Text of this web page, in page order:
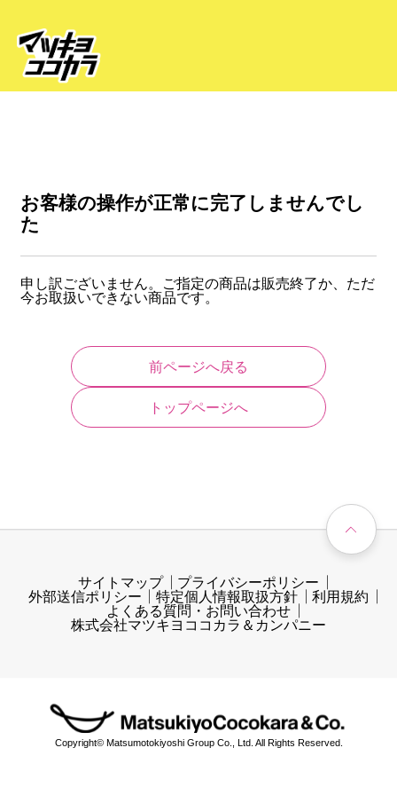
お客様の操作が正常に完了しませんでし
た
申し訳ございません。ご指定の商品は販売終了か、ただ
今お取扱いできない商品です。
前ページへ戻る
トップページへ
サイトマップ
プライバシーポリシー
外部送信ポリシー
特定個人情報取扱方針
利用規約
よくある質問・お問い合わせ
株式会社マツキヨココカラ＆カンパニー
Copyright© Matsumotokiyoshi Group Co., Ltd. All Rights Reserved.